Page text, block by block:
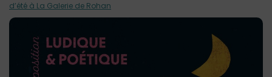
d’été à La Galerie de Rohan